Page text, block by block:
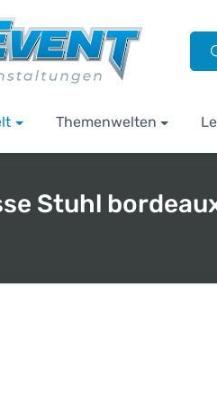
Themenwelten
Stuhl